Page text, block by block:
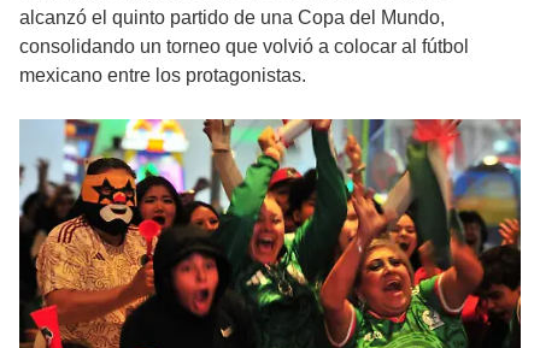
alcanzó el quinto partido de una Copa del Mundo,
consolidando un torneo que volvió a colocar al fútbol
mexicano entre los protagonistas.